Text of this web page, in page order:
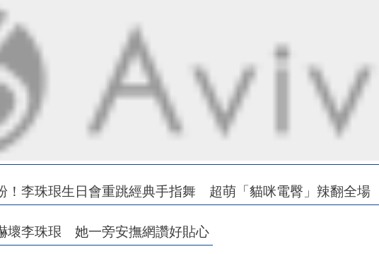
！李珠珢生日會重跳經典手指舞 超萌「貓咪電臀」辣翻全場
壞李珠珢 她一旁安撫網讚好貼心